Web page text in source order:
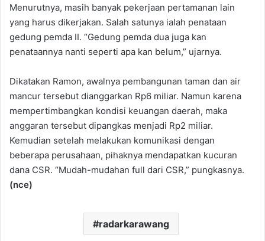
Menurutnya, masih banyak pekerjaan pertamanan lain
yang harus dikerjakan. Salah satunya ialah penataan
gedung pemda II. “Gedung pemda dua juga kan
penataannya nanti seperti apa kan belum,” ujarnya.
Dikatakan Ramon, awalnya pembangunan taman dan air
mancur tersebut dianggarkan Rp6 miliar. Namun karena
mempertimbangkan kondisi keuangan daerah, maka
anggaran tersebut dipangkas menjadi Rp2 miliar.
Kemudian setelah melakukan komunikasi dengan
beberapa perusahaan, pihaknya mendapatkan kucuran
dana CSR. “Mudah-mudahan full dari CSR,” pungkasnya.
(nce)
radarkarawang